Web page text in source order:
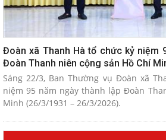
Đoàn xã Thanh Hà tổ chức kỷ niệm
Đoàn Thanh niên cộng sản Hồ Chí
Sáng 22/3, Ban Thường vụ Đoàn xã
niệm 95 năm ngày thành lập Đoàn
Minh (26/3/1931 – 26/3/2026).